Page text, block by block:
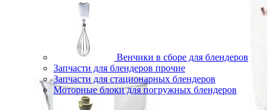
Венчики в сборе для блендеров
Запчасти для блендеров прочие
Запчасти для стационарных блендеров
Моторные блоки для погружных блендеров